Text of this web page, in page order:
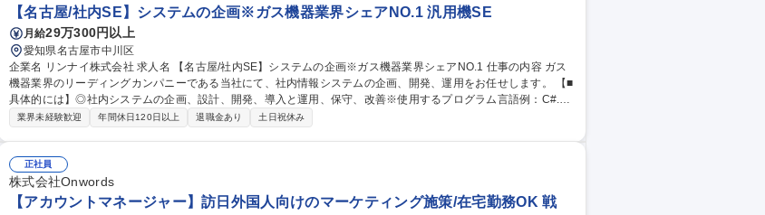
【名古屋/社内SE】システムの企画※ガス機器業界シェアNO.1 汎用機SE
月給29万300円以上
愛知県名古屋市中川区
企業名 リンナイ株式会社 求人名 【名古屋/社内SE】システムの企画※ガス機器業界シェアNO.1 仕事の内容 ガス
機器業界のリーディングカンパニーである当社にて、社内情報システムの企画、開発、運用をお任せします。 【■
具体的には】◎社内システムの企画、設計、開発、導入と運用、保守、改善※使用するプログラム言語例：C#.N
ET、SQL、Python、JavaScript、COBOL、他社内研修により技術習得する機会を設けております。◎あらゆるデ
業界未経験歓迎 年間休日120日以上 退職金あり 土日祝休み
正社員
株式会社Onwords
【アカウントマネージャー】訪日外国人向けのマーケティング施策/在宅勤務OK 戦